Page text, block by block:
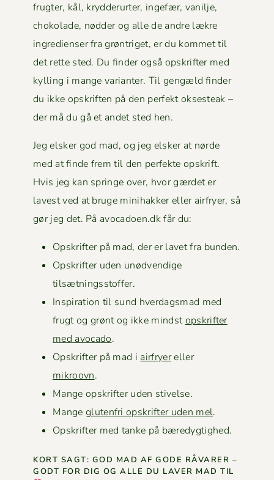
frugter, kål, kry­d­derurter, inge­fær, vanil­je,
choko­lade, nød­der og alle de andre lækre
ingre­di­enser fra grøn­triget, er du kom­met til
det rette sted. Du find­er også opskrifter med
kylling i mange vari­anter. Til gengæld find­er
du ikke opskriften på den per­fekt okses­teak –
der må du gå et andet sted hen.
Jeg elsker god mad, og jeg elsker at nørde
med at finde frem til den per­fek­te opskrift.
Hvis jeg kan springe over, hvor gærdet er
lavest ved at bruge mini­hakker eller air­fry­er, så
gør jeg det. På avocadoen.dk får du:
Opskrifter på mad, der er lavet fra bunden.
Opskrifter uden unød­vendi­ge
tilsætningsstoffer.
Inspi­ra­tion til sund hverdags­mad med
frugt og grønt og ikke mindstopskrifter
med avo­ca­do.
Opskrifter på mad iair­fry­ereller
mikroovn.
Mange opskrifter uden stivelse.
Mange gluten­fri opskrifter uden mel.
Opskrifter med tanke på bæredygtighed.
KORT SAGT: GOD MAD AF GODE RÅVAR­ER –
GODT FOR DIG OG ALLE DU LAVER MAD TIL